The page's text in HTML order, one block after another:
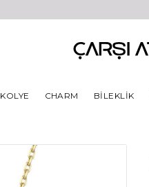
KOLYE CHARM BILEKLIK